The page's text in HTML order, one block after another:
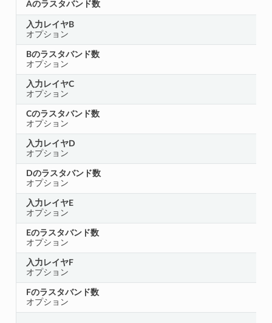
Aのラスタバンド数
入力レイヤB
オプション
Bのラスタバンド数
オプション
入力レイヤC
オプション
Cのラスタバンド数
オプション
入力レイヤD
オプション
Dのラスタバンド数
オプション
入力レイヤE
オプション
Eのラスタバンド数
オプション
入力レイヤF
オプション
Fのラスタバンド数
オプション